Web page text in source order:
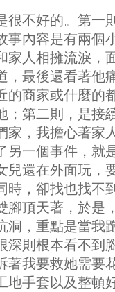
很不好的。第一
事內容是有兩個
家人相擁流淚，
，最後還看著他
的商家或什麼的
；第二則，是接
家，我擔心著家
另一個事件，就
兒還在外面玩，
時，卻找也找不
腳頂天著，於是
洞，重點是當我
深則根本看不到
著我要救她需要
地手套以及整頓